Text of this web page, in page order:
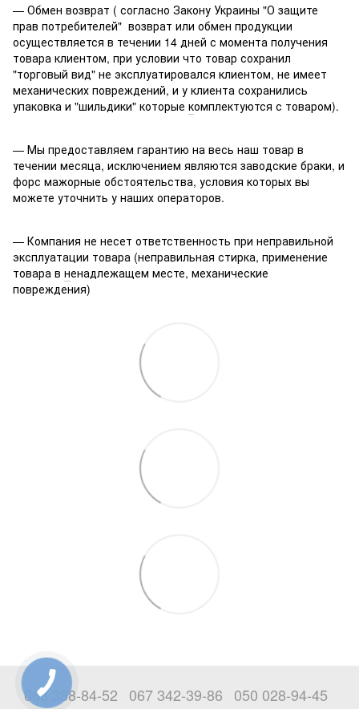
— Обмен возврат ( согласно Закону Украины "О защите
прав потребителей" возврат или обмен продукции
осуществляется в течении 14 дней с момента получения
товара клиентом, при условии что товар сохранил
"торговый вид" не эксплуатировался клиентом, не имеет
механических повреждений, и у клиента сохранились
упаковка и "шильдики" которые комплектуются с товаром).
— Мы предоставляем гарантию на весь наш товар в
течении месяца, исключением являются заводские браки, и
форс мажорные обстоятельства, условия которых вы
можете уточнить у наших операторов.
— Компания не несет ответственность при неправильной
эксплуатации товара (неправильная стирка, применение
товара в ненадлежащем месте, механические
повреждения)
063 338-84-52 067 342-39-86 050 028-94-45